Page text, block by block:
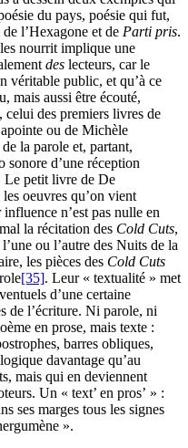
du pays, poésie qui fut,
l’Hexagone et de Parti pris.
nourrit implique une
des lecteurs, car le
véritable public, et qu’à ce
mais aussi être écouté,
des premiers livres de
ou de Michèle
la parole et, partant,
sonore d’une réception
Le petit livre de De
oeuvres qu’on vient
n’est pas nulle en
la récitation des Cold Cuts,
ou l’autre des Nuits de la
les pièces des Cold Cuts
[35]. Leur « textualité » met
d’une certaine
de l’écriture. Ni parole, ni
en prose, mais texte :
barres obliques,
davantage qu’au
mais qui en deviennent
Un « text’ en pros’ » :
ses marges tous les signes
».